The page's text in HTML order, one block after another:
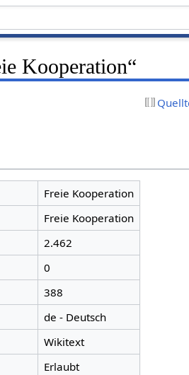
Kooperation“
Freie Kooperation
Freie Kooperation
2.462
0
388
de - Deutsch
Wikitext
Erlaubt